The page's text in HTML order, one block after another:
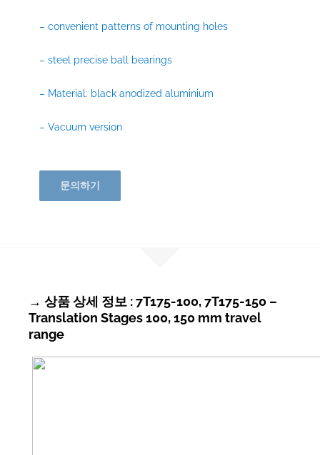
– convenient patterns of mounting holes
– steel precise ball bearings
– Material: black anodized aluminium
– Vacuum version
문의하기
→ 상품 상세 정보 : 7T175-100, 7T175-150 –
Translation Stages 100, 150 mm travel
range